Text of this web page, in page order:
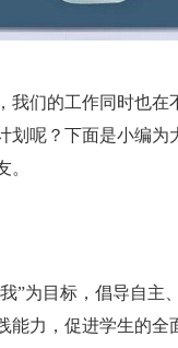
我们的工作同时也
划呢？下面是小编
”为目标，倡导自主
能力，促进学生的